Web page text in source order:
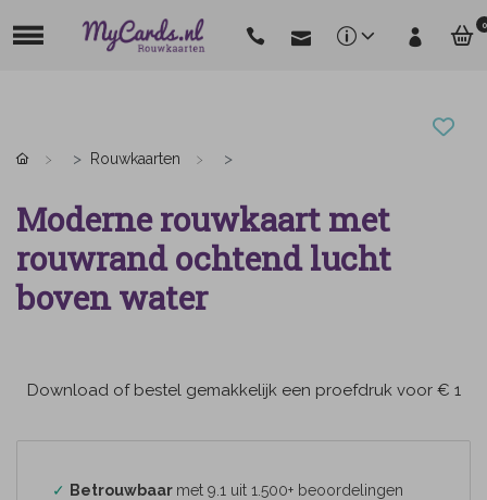
0
Rouwkaarten
Moderne rouwkaart met
rouwrand ochtend lucht
boven water
Download of bestel gemakkelijk een proefdruk voor € 1
✓ Betrouwbaar met 9.1 uit 1.500+ beoordelingen